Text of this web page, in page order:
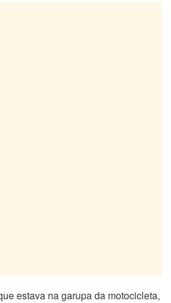
estava na garupa da motocicleta,